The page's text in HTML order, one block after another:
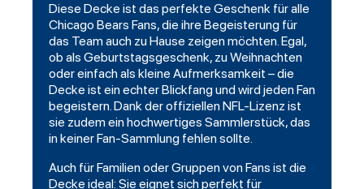
Diese Decke ist das perfekte Geschenk für alle
Chicago Bears Fans, die ihre Begeisterung für
das Team auch zu Hause zeigen möchten. Egal,
ob als Geburtstagsgeschenk, zu Weihnachten
oder einfach als kleine Aufmerksamkeit – die
Decke ist ein echter Blickfang und wird jeden Fan
begeistern. Dank der offiziellen NFL-Lizenz ist
sie zudem ein hochwertiges Sammlerstück, das
in keiner Fan-Sammlung fehlen sollte.
Auch für Familien oder Gruppen von Fans ist die
Decke ideal: Sie eignet sich perfekt für